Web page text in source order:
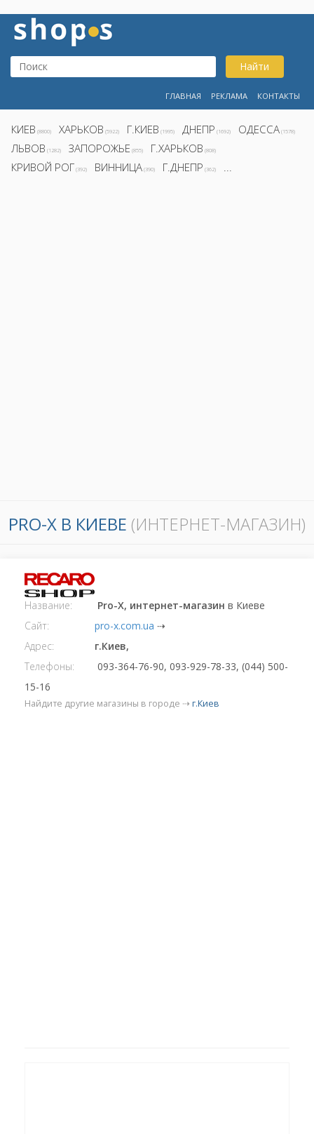
Найти
ГЛАВНАЯ РЕКЛАМА КОНТАКТЫ
КИЕВ (8800) ХАРЬКОВ (5922) Г.КИЕВ (1995) ДНЕПР (1692) ОДЕССА (1578)
ЛЬВОВ (1282) ЗАПОРОЖЬЕ (855) Г.ХАРЬКОВ (808)
КРИВОЙ РОГ (392) ВИННИЦА (390) Г.ДНЕПР (362) ...
PRO-X В КИЕВЕ (ИНТЕРНЕТ-МАГАЗИН)
Название: Pro-X, интернет-магазин в Киеве
Сайт:
pro-x.com.ua ⇢
Адрес:
г.Киев,
Телефоны:
093-364-76-90, 093-929-78-33, (044) 500-
15-16
Найдите другие магазины в городе ⇢ г.Киев